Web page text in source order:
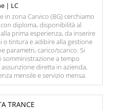
| LC
in zona Carvico (BG) cerchiamo
diploma, disponibilità al
prima esperienza, da inserire
o tintura e adibire alla gestione
parametri, carico/scarico. Si
a tempo
diretta in azienda,
mensile e servizio mensa.
TRANCE